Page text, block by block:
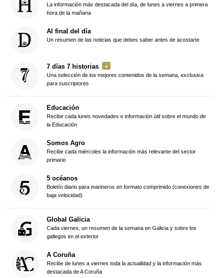
La información más destacada del día, de lunes a viernes a primera
hora de la mañana
Al final del día
Un resumen de las noticias que debes saber antes de acostarte
7 días 7 historias
Una selección de los mejores contenidos de la semana, exclusiva
para suscriptores
Educación
Recibe cada lunes novedades e información útil sobre el mundo de
la Educación
Somos Agro
Recibe cada miércoles la información más relevante del sector
primario
5 océanos
Boletín diario para marineros en formato comprimido (conexiones de
baja velocidad)
Global Galicia
Cada viernes, un resumen de la semana en Galicia y sobre los
gallegos en el exterior
A Coruña
Recibe de lunes a viernes toda la actualidad y la información más
destacada de A Coruña